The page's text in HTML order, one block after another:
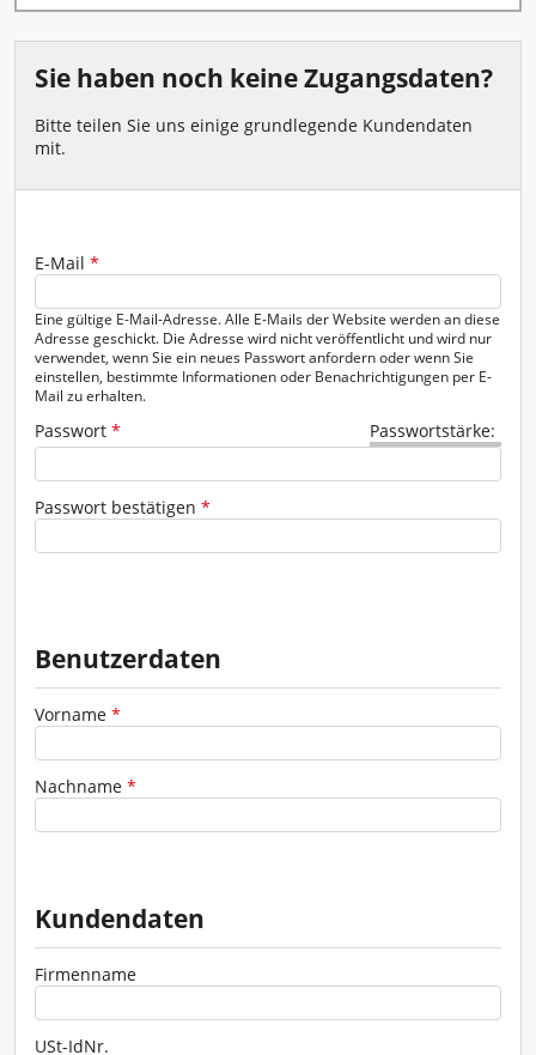
Kanal - Entwässerung
Malen - Mauern - Fliesenlegen
Messtechnik
Verkehrsabsicherung
Sie haben noch keine Zugangsdaten?
Bitte teilen Sie uns einige grundlegende Kundendaten
mit.
E-Mail *
Eine gültige E-Mail-Adresse. Alle E-Mails der Website werden an diese
Adresse geschickt. Die Adresse wird nicht veröffentlicht und wird nur
verwendet, wenn Sie ein neues Passwort anfordern oder wenn Sie
einstellen, bestimmte Informationen oder Benachrichtigungen per E-
Mail zu erhalten.
Passwortstärke:
Passwort *
Passwort bestätigen *
Geben Sie das Passwort für das neue Konto in beide Felder ein.
Benutzerdaten
Vorname *
Nachname *
Kundendaten
Firmenname
USt-IdNr.